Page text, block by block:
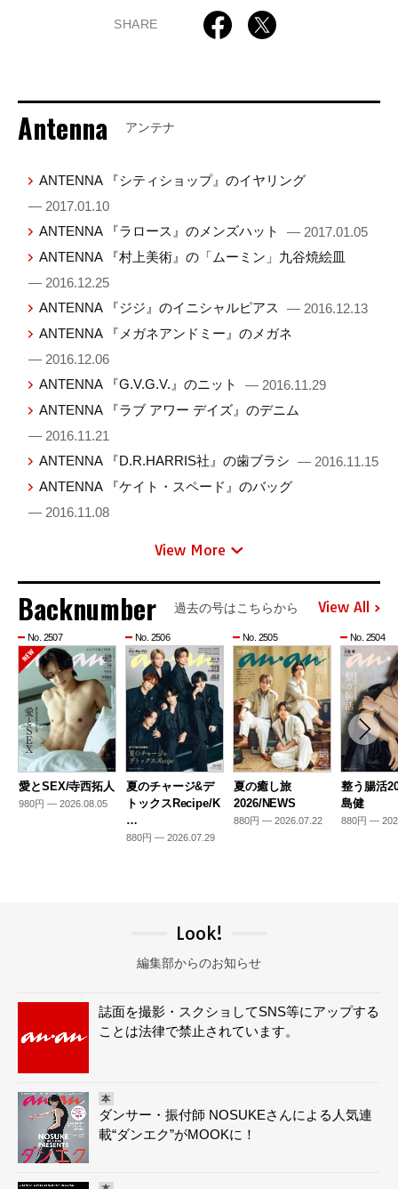
SHARE
Antenna アンテナ
ANTENNA 『シティショップ』のイヤリング
— 2017.01.10
ANTENNA 『ラロース』のメンズハット
— 2017.01.05
ANTENNA 『村上美術』の「ムーミン」九谷焼絵皿
— 2016.12.25
ANTENNA 『ジジ』のイニシャルピアス
— 2016.12.13
ANTENNA 『メガネアンドミー』のメガネ
— 2016.12.06
ANTENNA 『G.V.G.V.』のニット
— 2016.11.29
ANTENNA 『ラブ アワー デイズ』のデニム
— 2016.11.21
ANTENNA 『D.R.HARRIS社』の歯ブラシ — 2016.11.15
ANTENNA 『ケイト・スペード』のバッグ
— 2016.11.08
View More
Backnumber 過去の号はこちらから View All
No. 2507
愛とSEX/寺西拓人
980円 — 2026.08.05
No. 2506
夏のチャージ&デ
トックスRecipe/K
…
880円 — 2026.07.29
No. 2505
夏の癒し旅
2026/NEWS
880円 — 2026.07.22
No. 2504
整う腸活
島健
880円 —
Look!
編集部からのお知らせ
誌面を撮影・スクショしてSNS等にアップする
ことは法律で禁止されています。
本
ダンサー・振付師 NOSUKEさんによる人気連
載“ダンエク”がMOOKに！